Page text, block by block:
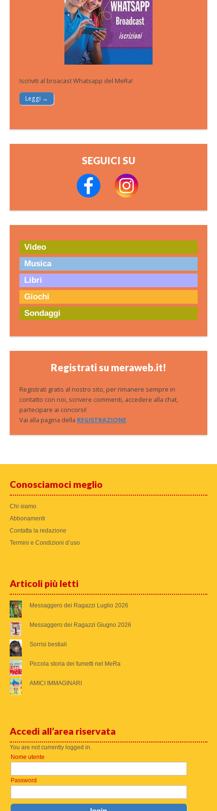
Iscriviti al broacast Whatsapp del MeRa!
Leggi →
SEGUICI SU
Video
Musica
Libri
Giochi
Sondaggi
Registrati su meraweb.it!
Registrati gratis al nostro sito, per rimanere sempre in
contatto con noi, scrivere commenti, accedere alla chat,
partecipare ai concorsi!
Vai alla pagina della REGISTRAZIONE
Conosciamoci meglio
Chi siamo
Abbonamenti
Contatta la redazione
Termini e Condizioni d’uso
Articoli più letti
Messaggero dei Ragazzi Luglio 2026
Messaggero dei Ragazzi Giugno 2026
Sorrisi bestiali
Piccola storia dei fumetti nel MeRa
AMICI IMMAGINARI
Accedi all’area riservata
You are not currently logged in.
Nome utente
Password